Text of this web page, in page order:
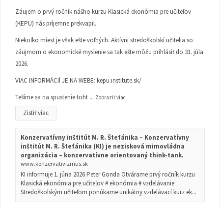
Záujem o prvý ročník nášho kurzu Klasická ekonómia pre učiteľov
(KEPU) nás príjemne prekvapil.
Niekoľko miest je však ešte voľných. Aktívni stredoškolskí učitelia so
záujmom o ekonomické myslenie sa tak ešte môžu prihlásiť do 31. júla
2026.
VIAC INFORMÁCIÍ JE NA WEBE: kepu.institute.sk/
Tešíme sa na spustenie toht ... Zobraziť viac
Zistiť viac
Konzervatívny inštitút M. R. Štefánika – Konzervatívny
inštitút M. R. Štefánika (KI) je nezisková mimovládna
organizácia – konzervatívne orientovaný think-tank.
www.konzervativizmus.sk
KI informuje 1. júna 2026 Peter Gonda Otvárame prvý ročník kurzu
Klasická ekonómia pre učiteľov # ekonómia # vzdelávanie
Stredoškolským učiteľom ponúkame unikátny vzdelávací kurz ek...